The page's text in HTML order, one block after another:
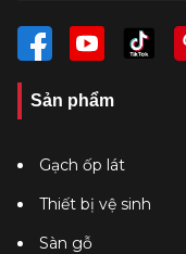
Sản phẩm
Gạch ốp lát
Thiết bị vệ sinh
Sàn gỗ